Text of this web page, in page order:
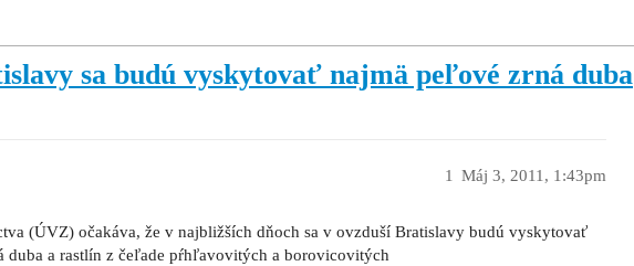
sa budú vyskytovať najmä peľové zrná duba
Máj 3, 2011, 1:43pm
1
(ÚVZ) očakáva, že v najbližších dňoch sa v ovzduší Bratislavy budú vyskytovať
duba a rastlín z čeľade pŕhľavovitých a borovicovitých